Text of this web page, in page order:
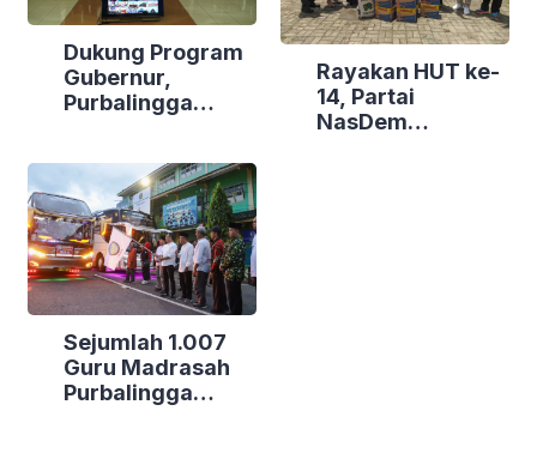
Dukung Program
Gubernur,
Purbalingga
Kecamatan
Berdaya
Rayakan HUT ke-
14, Partai
NasDem
Sejumlah 1.007
Guru Madrasah
Purbalingga